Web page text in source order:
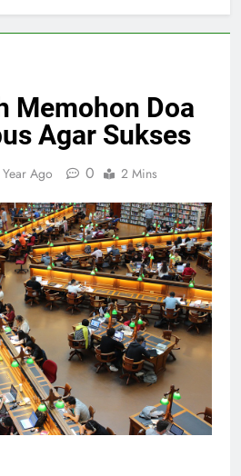
Memohon Doa
Agar Sukses
Year Ago 0 2 Mins